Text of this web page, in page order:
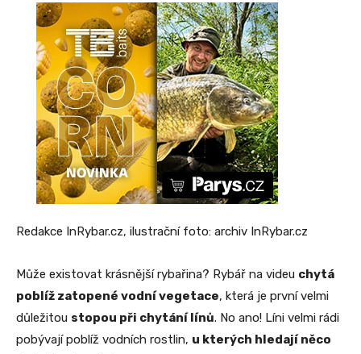
Redakce InRybar.cz, ilustrační foto: archiv InRybar.cz
Může existovat krásnější rybařina? Rybář na videu chytá
poblíž zatopené vodní vegetace, která je první velmi
důležitou stopou při chytání línů. No ano! Líni velmi rádi
pobývají poblíž vodních rostlin, u kterých hledají něco